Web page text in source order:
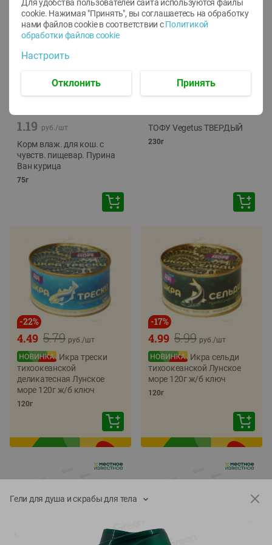
-12%
1.19 руб./шт
Корм влаж. для кош. с
чувств. пищевар. Пурина
Ван курица
75г
-24%
ТОФУ Vegetus ТВЕРДЫЙ
230г
-22%
5.79
4.49 руб./шт
Икра трески
тихоокеанской
деликатесная Лунское
море 120г ж/б ключ
120г
-17%
5.99
4.99 руб./шт
Икра сельди
тихоокеанской Лунское
море 120г ж/б ключ
120г
Гели для душа и скрабы для тела
Для удобства пользователей сайта используются файлы
cookie. Нажимая "Принять", вы соглашаетесь на обработку
нами файлов cookie в соответствии с Политикой
обработки файлов cookie
Настроить
Отклонить Принять